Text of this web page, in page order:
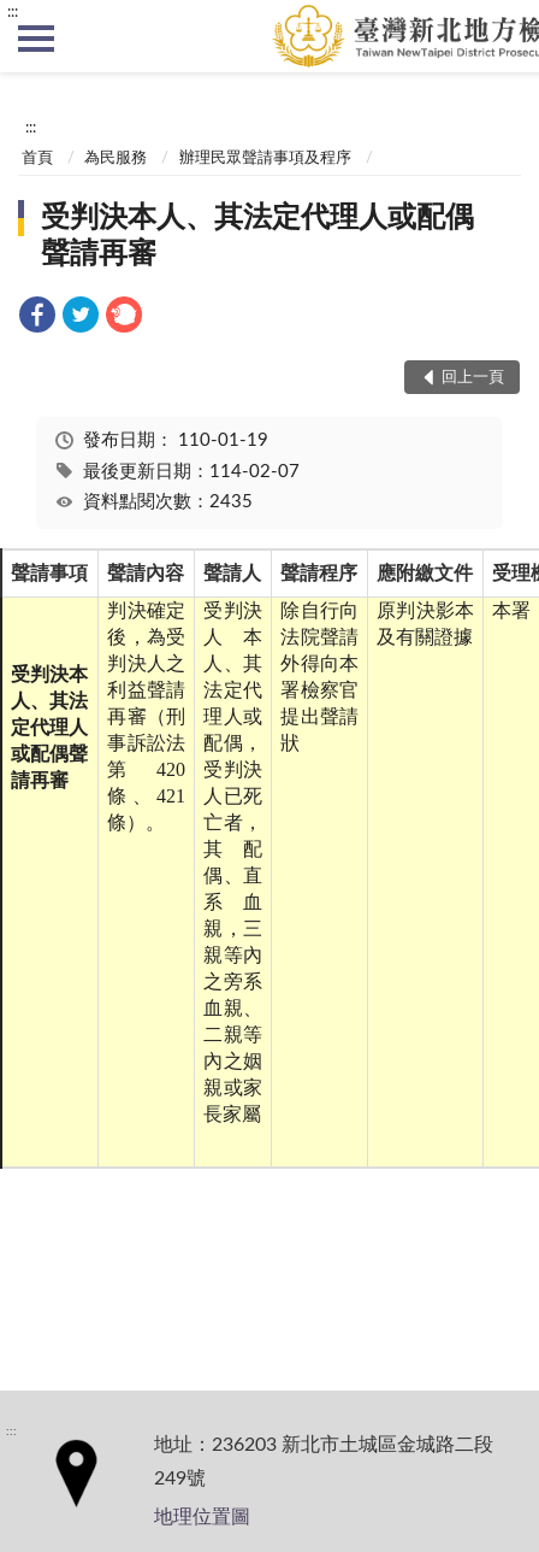
:::
:::
首頁 為民服務 辦理民眾聲請事項及程序
受判決本人、其法定代理人或配偶
聲請再審
回上一頁
發布日期： 110-01-19
最後更新日期：114-02-07
資料點閱次數：2435
聲請事項 聲請內容 聲請人 聲請程序 應附繳文件 受理
受判決本
人、其法
定代理人
或配偶聲
請再審
判決確定
後，為受
判決人之
利益聲請
再審（刑
事訴訟法
第420
條、421
條）。
受判決
人本
人、其
法定代
理人或
配偶，
受判決
人已死
亡者，
其配
偶、直
系血
親，三
親等內
之旁系
血親、
二親等
內之姻
親或家
長家屬
除自行向
法院聲請
外得向本
署檢察官
提出聲請
狀
原判決影本
及有關證據
本署
:::
地址：236203 新北市土城區金城路二段
249號
地理位置圖